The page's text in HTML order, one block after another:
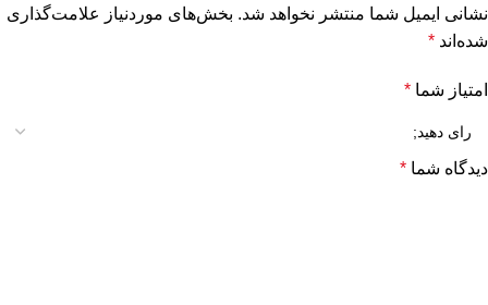
نشانی ایمیل شما منتشر نخواهد شد. بخش‌های موردنیاز علامت‌گذاری
شده‌اند *
امتیاز شما *
دیدگاه شما *